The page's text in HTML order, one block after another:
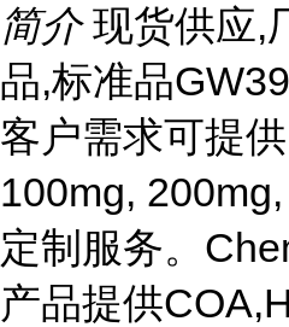
简介 现货供应,
品,标准品
客户需求可提
100mg,
定制服务。
产品提供